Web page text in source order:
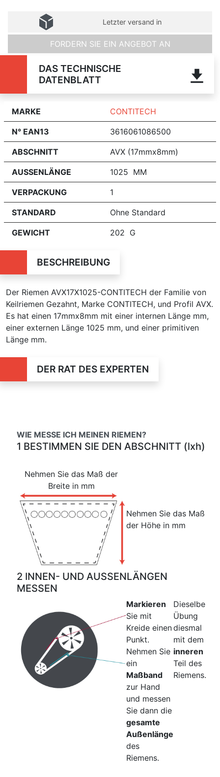
Letzter versand in
FORDERN SIE EIN ANGEBOT AN
DAS TECHNISCHE
DATENBLATT
MARKE CONTITECH
N° EAN13 3616061086500
ABSCHNITT AVX (17mmx8mm)
AUSSENLÄNGE 1025 MM
VERPACKUNG 1
STANDARD Ohne Standard
GEWICHT 202 G
BESCHREIBUNG
Der Riemen AVX17X1025-CONTITECH der Familie von
Keilriemen Gezahnt, Marke CONTITECH, und Profil AVX.
Es hat einen 17mmx8mm mit einer internen Länge mm,
einer externen Länge 1025 mm, und einer primitiven
Länge mm.
DER RAT DES EXPERTEN
WIE MESSE ICH MEINEN RIEMEN?
1 BESTIMMEN SIE DEN ABSCHNITT (lxh)
Nehmen Sie das Maß der
Breite in mm
Nehmen Sie das Maß
der Höhe in mm
2 INNEN- UND AUSSENLÄNGEN
MESSEN
Markieren
Sie mit
Kreide einen
Punkt.
Nehmen Sie
ein
Maßband
zur Hand
und messen
Sie dann die
gesamte
Außenlänge
des
Riemens.
Dieselbe
Übung
diesmal
mit dem
inneren
Teil des
Riemens.